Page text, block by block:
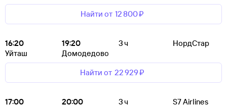
Найти от 12 ⁠800 ⁠₽
16:20
Уйташ
19:20
Домодедово
3 ч НордСтар
Найти от 22 ⁠929 ⁠₽
17:00
20:00
3 ч S7 Airlines